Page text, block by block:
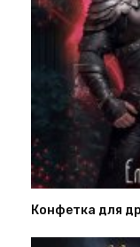
Конфетка для